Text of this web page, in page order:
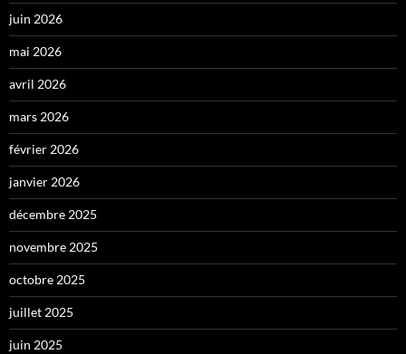
juin 2026
mai 2026
avril 2026
mars 2026
février 2026
janvier 2026
décembre 2025
novembre 2025
octobre 2025
juillet 2025
juin 2025